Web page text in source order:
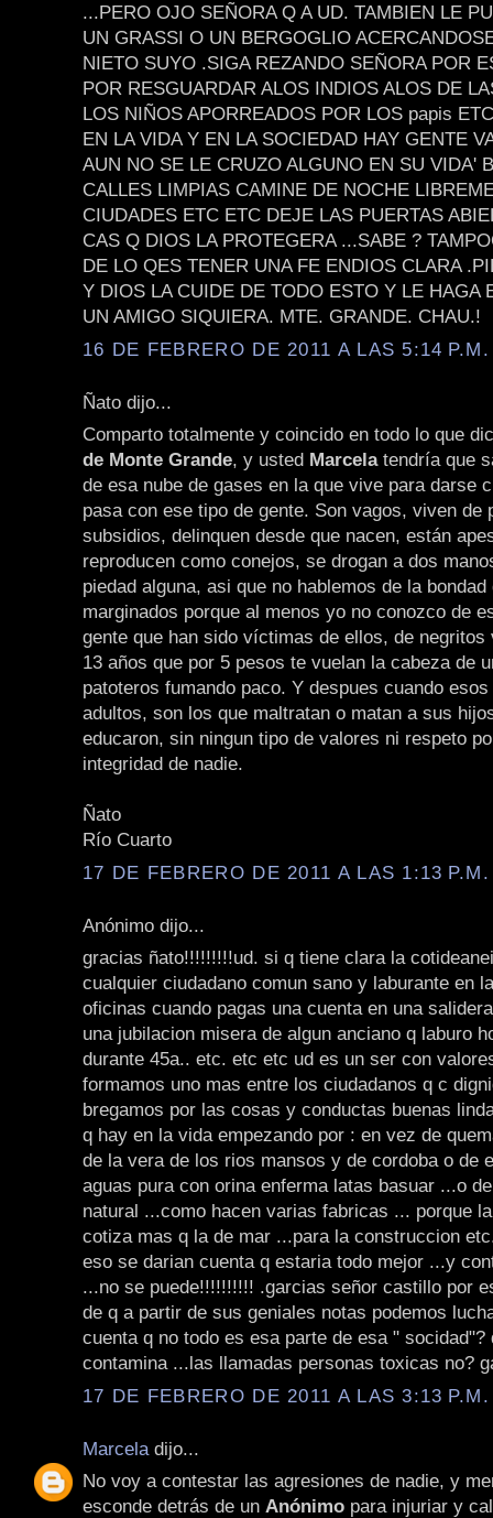
...PERO OJO SEÑORA Q A UD. TAMBIEN LE
UN GRASSI O UN BERGOGLIO
NIETO SUYO .SIGA REZANDO SEÑORA POR
POR RESGUARDAR ALOS INDIOS ALOS DE
LOS NIÑOS APORREADOS POR LOS papis
EN LA VIDA Y EN LA SOCIEDAD HAY GENTE
AUN NO SE LE CRUZO ALGUNO EN SU VIDA'
CALLES LIMPIAS CAMINE DE NOCHE
CIUDADES ETC ETC DEJE LAS PUERTAS
CAS Q DIOS LA PROTEGERA ...SABE ?
DE LO QES TENER UNA FE ENDIOS CLARA
Y DIOS LA CUIDE DE TODO ESTO Y LE HAGA
UN AMIGO SIQUIERA. MTE. GRANDE. CHAU.!
16 DE FEBRERO DE 2011 A LAS 5:14 P.M.
Ñato dijo...
Comparto totalmente y coincido en todo lo que
de Monte Grande, y usted Marcelatendría que
de esa nube de gases en la que vive para darse
pasa con ese tipo de gente. Son vagos, viven de
subsidios, delinquen desde que nacen, están
reproducen como conejos, se drogan a dos
piedad alguna, asi que no hablemos de la bondad
marginados porque al menos yo no conozco de
gente que han sido víctimas de ellos, de negritos
13 años que por 5 pesos te vuelan la cabeza de
patoteros fumando paco. Y despues cuando
adultos, son los que maltratan o matan a sus
educaron, sin ningun tipo de valores ni respeto
integridad de nadie.
Ñato
Río Cuarto
17 DE FEBRERO DE 2011 A LAS 1:13 P.M.
Anónimo dijo...
gracias ñato!!!!!!!!!ud. si q tiene clara la
cualquier ciudadano comun sano y laburante en
oficinas cuando pagas una cuenta en una
una jubilacion misera de algun anciano q laburo
durante 45a.. etc. etc etc ud es un ser con
formamos uno mas entre los ciudadanos q c
bregamos por las cosas y conductas buenas
q hay en la vida empezando por : en vez de
de la vera de los rios mansos y de cordoba o de
aguas pura con orina enferma latas basuar ...o
natural ...como hacen varias fabricas ... porque
cotiza mas q la de mar ...para la construccion
eso se darian cuenta q estaria todo mejor ...y
...no se puede!!!!!!!!!! .garcias señor castillo por
de q a partir de sus geniales notas podemos
cuenta q no todo es esa parte de esa " socidad"?
contamina ...las llamadas personas toxicas no?
17 DE FEBRERO DE 2011 A LAS 3:13 P.M.
Marcela dijo...
No voy a contestar las agresiones de nadie, y
esconde detrás de un Anónimo para injuriar y